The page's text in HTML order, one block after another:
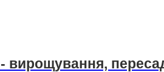
вирощування,